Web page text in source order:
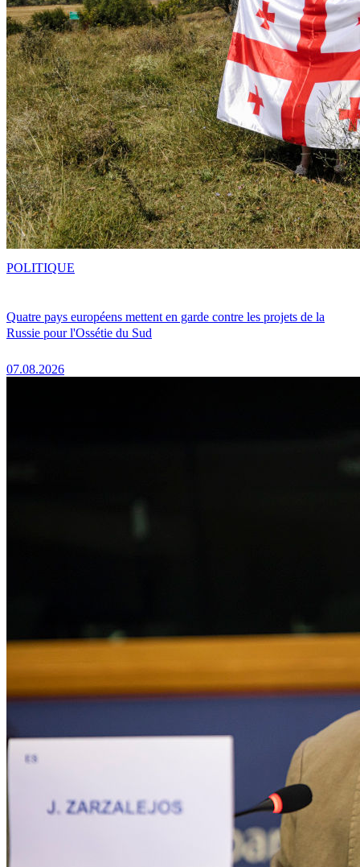
Quatre pays européens mettent en garde contre les projets de la
Russie pour l'Ossétie du Sud
07.08.2026
POLITIQUE